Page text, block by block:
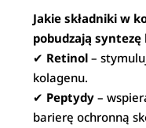
Jakie składniki w
pobudzają syntezę
✔ Retinol –
kolagenu.
✔ Peptydy –
barierę ochronną